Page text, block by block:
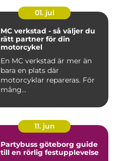
01. jul
MC verkstad - så väljer du
rätt partner för din
motorcykel
En MC verkstad är mer än
bara en plats där
motorcyklar repareras. För
mång...
11. jun
Partybuss göteborg guide
till en rörlig festupplevelse